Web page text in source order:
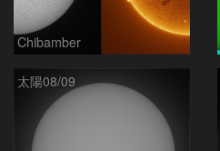
Chibamber
太陽08/09